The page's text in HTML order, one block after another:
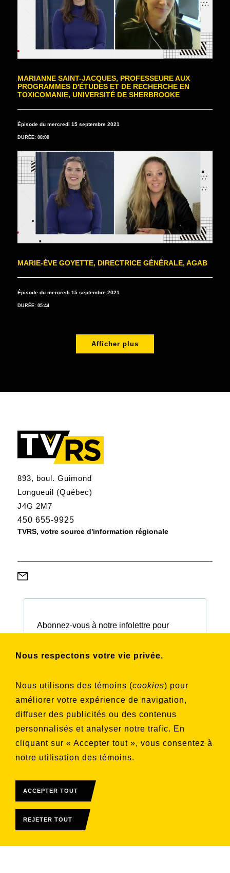
Nous respectons votre vie privée.
Nous utilisons des témoins (cookies) pour
améliorer votre expérience de navigation,
diffuser des publicités ou des contenus
personnalisés et analyser notre trafic. En
cliquant sur « Accepter tout », vous consentez à
notre utilisation des témoins.
ACCEPTER TOUT
REJETER TOUT
MARIANNE SAINT-JACQUES, PROFESSEURE AUX
PROGRAMMES D'ÉTUDES ET DE RECHERCHE EN
TOXICOMANIE, UNIVERSITÉ DE SHERBROOKE
Épisode du mercredi 15 septembre 2021
DURÉE: 08:00
MARIE-ÈVE GOYETTE, DIRECTRICE GÉNÉRALE, AGAB
Épisode du mercredi 15 septembre 2021
DURÉE: 05:44
Afficher plus
893, boul. Guimond
Longueuil (Québec)
J4G 2M7
450 655-9925
TVRS, votre source d'information régionale
Abonnez-vous à notre infolettre pour
souhaitez vous inscrire
Aucune liste sélectionnée
S'INSCRIRE